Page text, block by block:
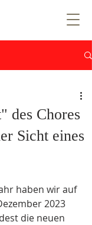
T
E
ene
des Chores
Sicht eines
haben wir auf
2023
die neuen